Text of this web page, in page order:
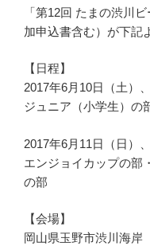
「第12回 たまの渋川
加申込書含む）が下記
【日程】
2017年6月10日（土）
ジュニア（小学生）の
2017年6月11日（日）
エンジョイカップの部
の部
【会場】
岡山県玉野市渋川海岸